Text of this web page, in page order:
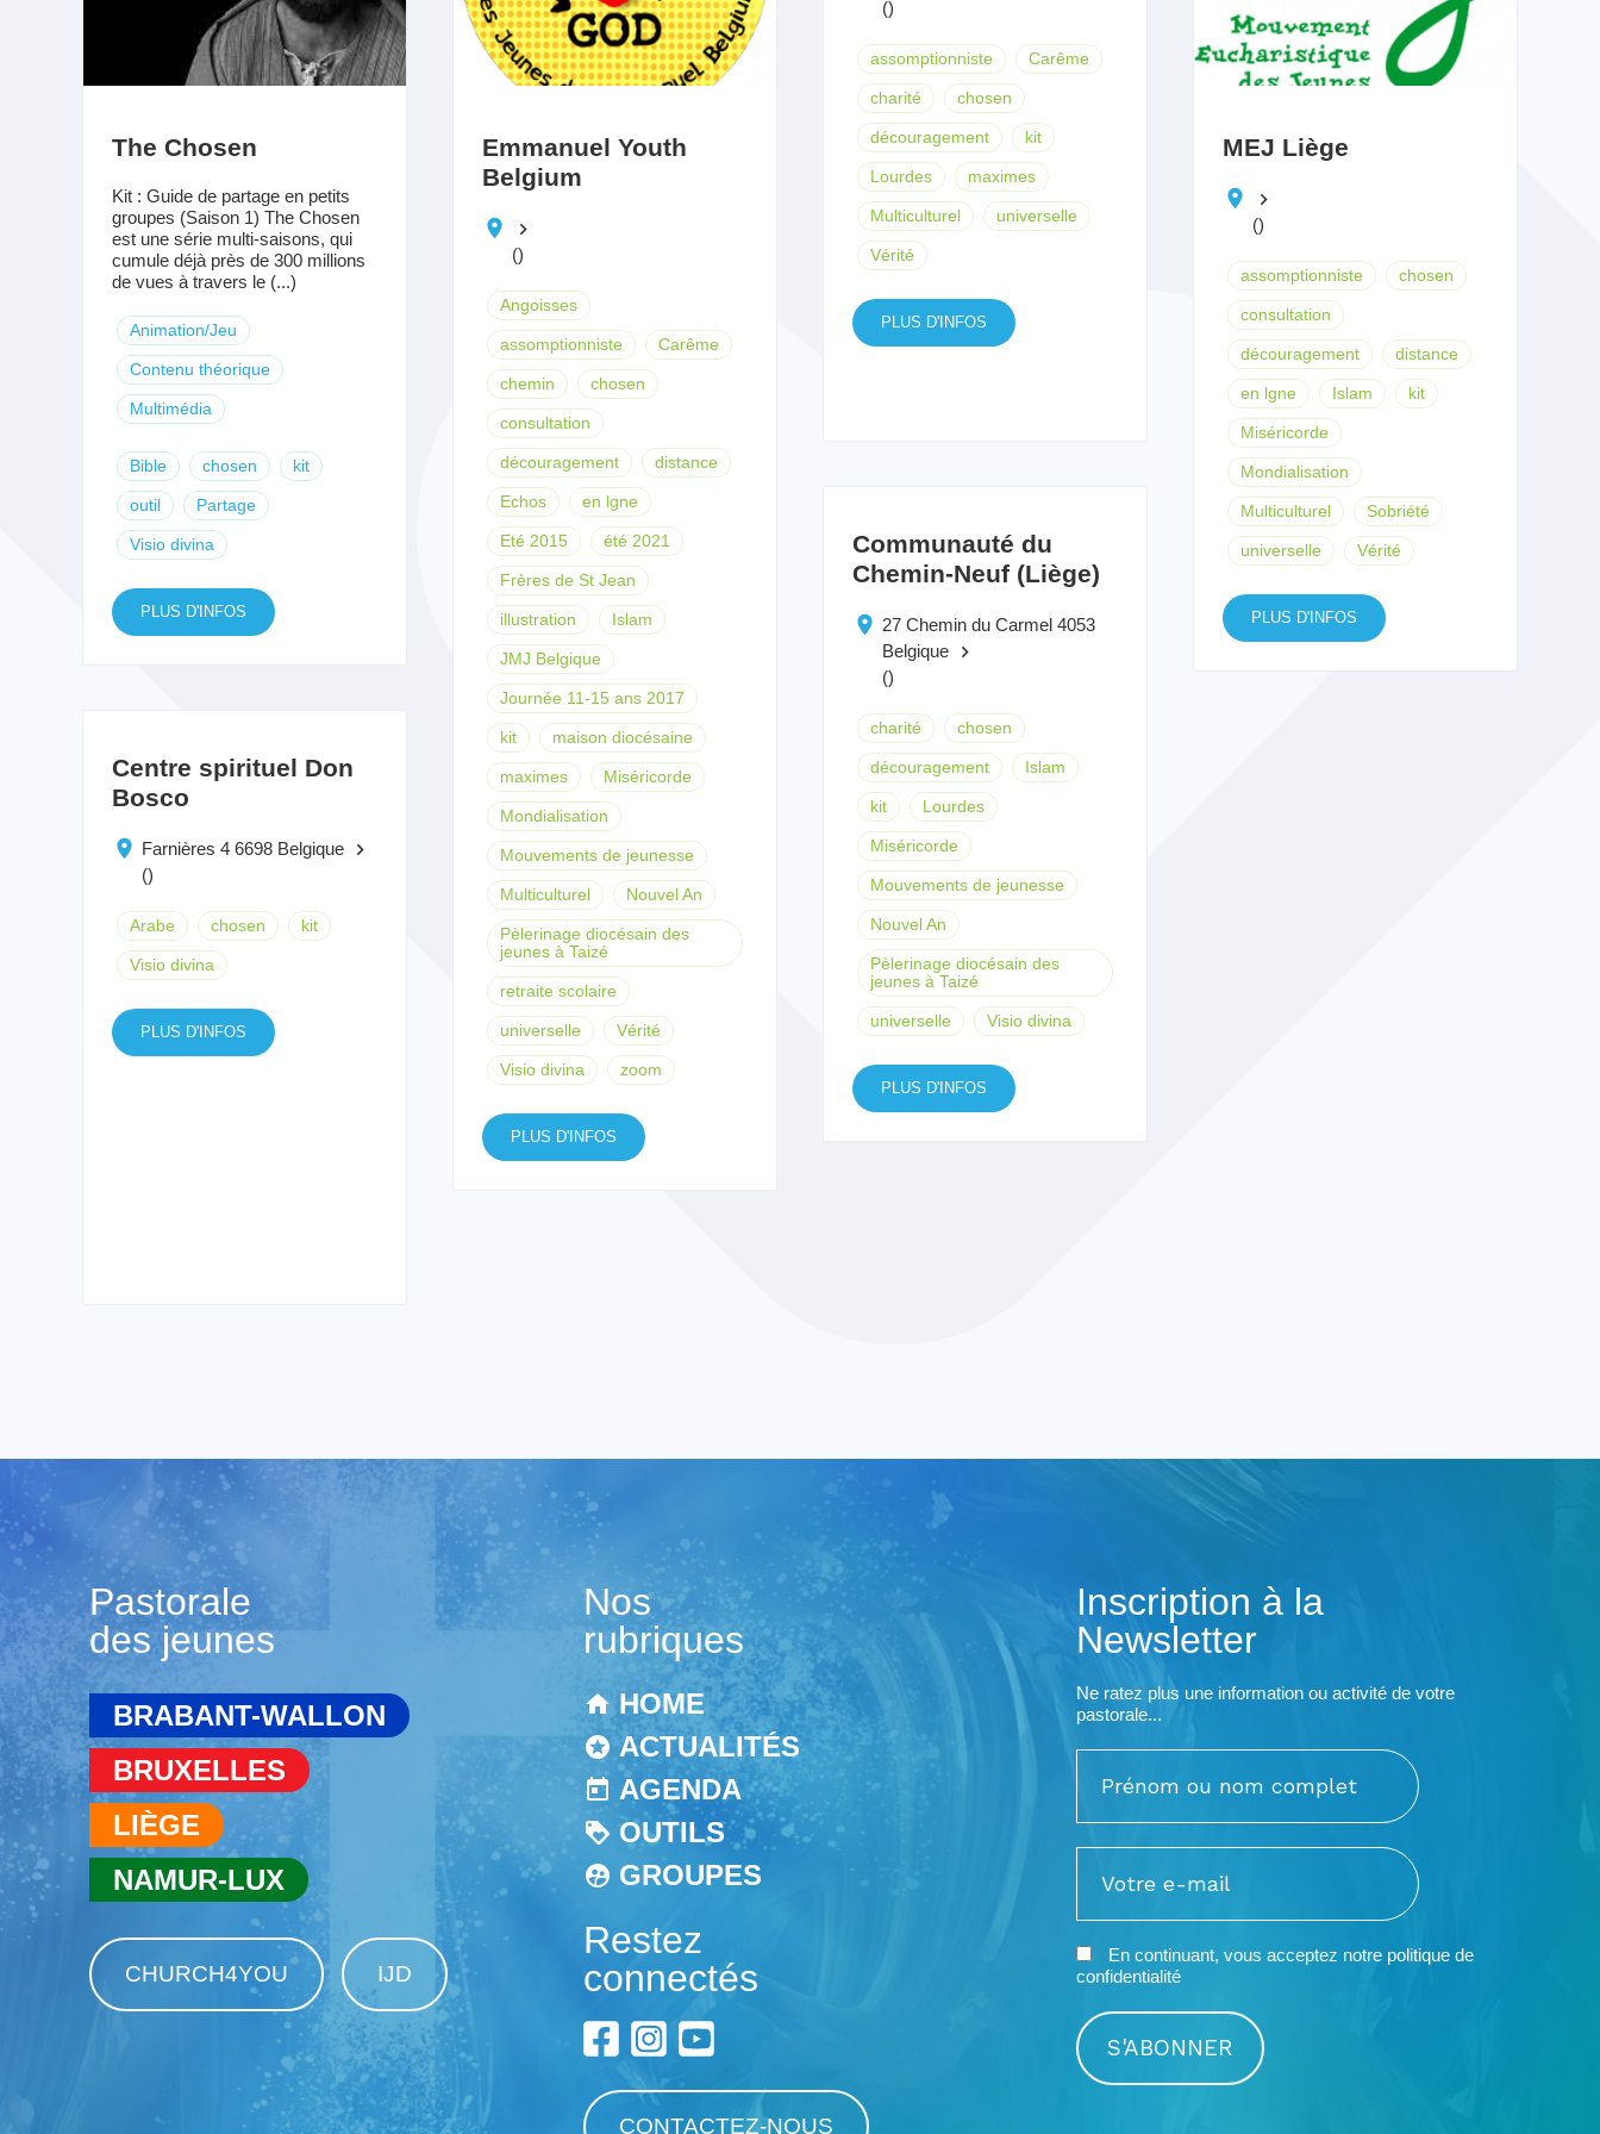
The Chosen
Kit : Guide de partage en petits
groupes (Saison 1) The Chosen
est une série multi-saisons, qui
cumule déjà près de 300 millions
de vues à travers le (...)
Animation/Jeu
Contenu théorique
Multimédia
Bible chosen kit
outil Partage
Visio divina
PLUS D'INFOS
Emmanuel Youth
Belgium
keyboard_arrow_right
()
Angoisses
assomptionniste Carême
chemin chosen
consultation
découragement distance
Echos en lgne
Eté 2015 été 2021
Frères de St Jean
illustration Islam
JMJ Belgique
Journée 11-15 ans 2017
kit maison diocésaine
maximes Miséricorde
Mondialisation
Mouvements de jeunesse
Multiculturel Nouvel An
Pèlerinage diocésain des
jeunes à Taizé
retraite scolaire
universelle Vérité
Visio divina zoom
PLUS D'INFOS
()
assomptionniste Carême
charité chosen
découragement kit
Lourdes maximes
Multiculturel universelle
Vérité
PLUS D'INFOS
MEJ Liège
keyboard_arrow_right
()
assomptionniste chosen
consultation
découragement distance
en lgne Islam kit
Miséricorde
Mondialisation
Multiculturel Sobriété
universelle Vérité
PLUS D'INFOS
Communauté du
Chemin-Neuf (Liège)
27 Chemin du Carmel 4053
Belgique
keyboard_arrow_right
()
charité chosen
découragement Islam
kit Lourdes
Miséricorde
Mouvements de jeunesse
Nouvel An
Pèlerinage diocésain des
jeunes à Taizé
universelle Visio divina
PLUS D'INFOS
Centre spirituel Don
Bosco
Farnières 4 6698 Belgique keyboard_arrow_right
()
Arabe chosen kit
Visio divina
PLUS D'INFOS
Pastorale
des jeunes
BRABANT-WALLON
BRUXELLES
LIÈGE
NAMUR-LUX
CHURCH4YOU IJD
Nos
rubriques
HOME
ACTUALITÉS
AGENDA
OUTILS
GROUPES
Restez
connectés
CONTACTEZ-NOUS
Inscription à la
Newsletter
Ne ratez plus une information ou activité de votre
pastorale...
En continuant, vous acceptez notre politique de
confidentialité